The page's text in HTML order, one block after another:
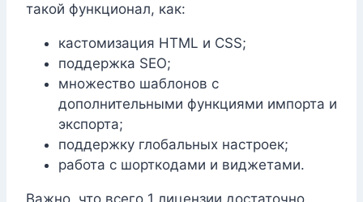
такой функционал, как:
кастомизация HTML и CSS;
поддержка SEO;
множество шаблонов с
дополнительными функциями импорта и
экспорта;
поддержку глобальных настроек;
работа с шорткодами и виджетами.